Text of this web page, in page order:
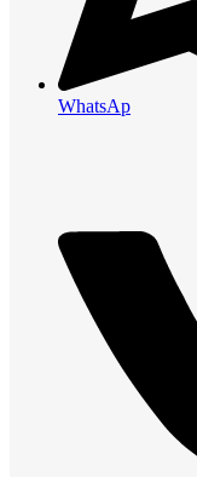
WhatsAp